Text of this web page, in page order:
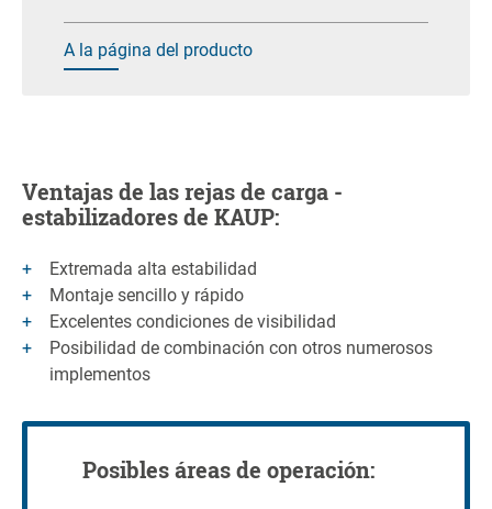
A la página del producto
Ventajas de las rejas de carga -
estabilizadores de KAUP:
Extremada alta estabilidad
Montaje sencillo y rápido
Excelentes condiciones de visibilidad
Posibilidad de combinación con otros numerosos
implementos
Posibles áreas de operación: